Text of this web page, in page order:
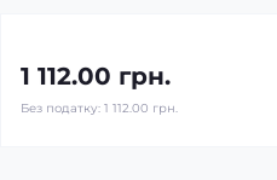
1 112.00 грн.
Без податку: 1 112.00 грн.